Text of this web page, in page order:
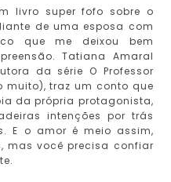
livro super fofo sobre o
de uma esposa com
que me deixou bem
Tatiana Amaral
da série O Professor
muito), traz um conto que
da própria protagonista,
intenções por trás
E o amor é meio assim,
mas você precisa confiar